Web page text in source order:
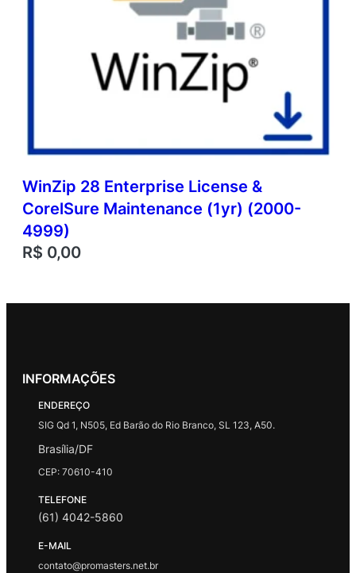
WinZip 28 Enterprise License &
CorelSure Maintenance (1yr) (2000-
4999)
R$ 0,00
INFORMAÇÕES
ENDEREÇO
SIG Qd 1, N505, Ed Barão do Rio Branco, SL 123, A50.
Brasília/DF
CEP: 70610-410
TELEFONE
(61) 4042-5860
E-MAIL
contato@promasters.net.br